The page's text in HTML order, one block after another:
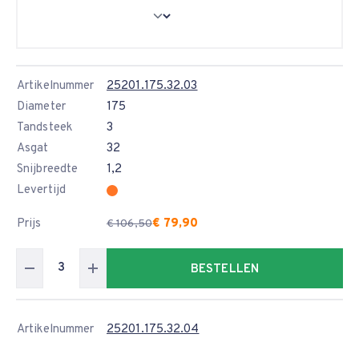
Artikelnummer
25201.175.32.03
Diameter
175
Tandsteek
3
Asgat
32
Snijbreedte
1,2
Levertijd
Prijs € 106,50€ 79,90
BESTELLEN
Artikelnummer
25201.175.32.04